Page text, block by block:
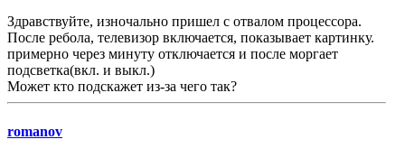
Здравствуйте, изночально пришел с отвалом процессора.
После ребола, телевизор включается, показывает картинку.
примерно через минуту отключается и после моргает
подсветка(вкл. и выкл.)
Может кто подскажет из-за чего так?
romanov